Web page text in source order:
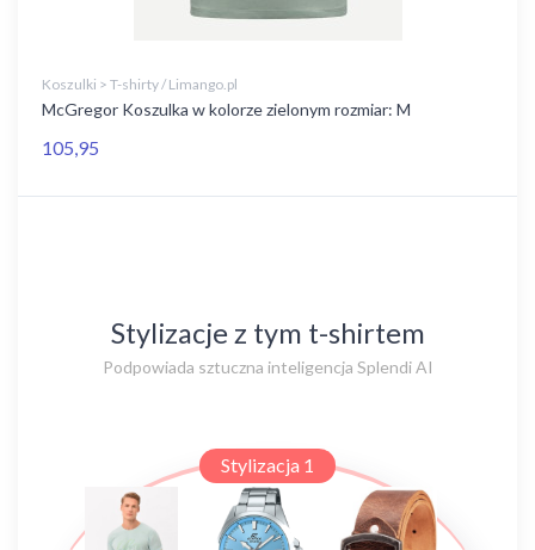
Koszulki > T-shirty / Limango.pl
McGregor Koszulka w kolorze zielonym rozmiar: M
105,95
Stylizacje z tym t-shirtem
Podpowiada sztuczna inteligencja Splendi AI
Stylizacja 1